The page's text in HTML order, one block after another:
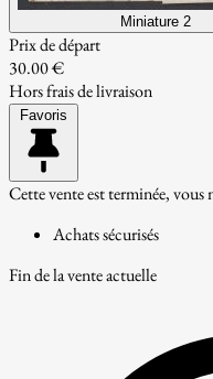
Miniature 2
Prix de départ
30.00 €
Hors frais de livraison
Favoris
Cette vente est terminée,
Achats sécurisés
Fin de la vente actuelle